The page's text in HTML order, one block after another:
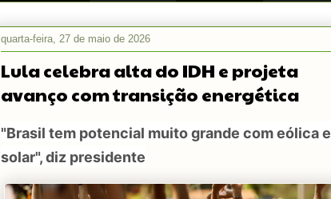
quarta-feira, 27 de maio de 2026
Lula celebra alta do IDH e projeta
avanço com transição energética
"Brasil tem potencial muito grande com eólica e
solar", diz presidente